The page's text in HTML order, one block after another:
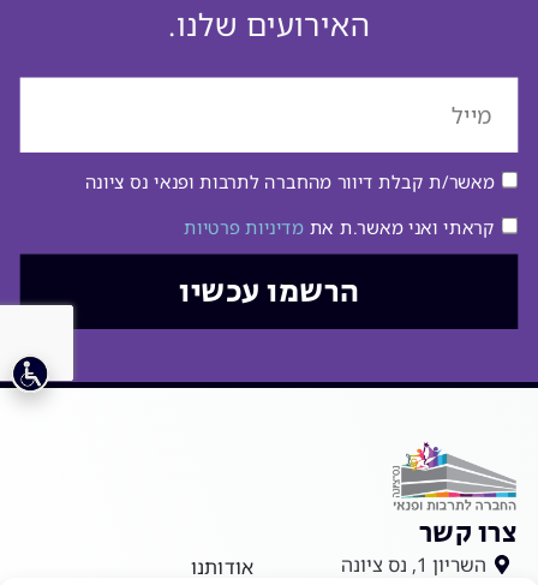
האירועים שלנו.
מאשר/ת קבלת דיוור מהחברה לתרבות ופנאי נס ציונה
קראתי ואני מאשר.ת את מדיניות פרטיות
הרשמו עכשיו
צרו קשר
השריון 1, נס ציונה אודותנו